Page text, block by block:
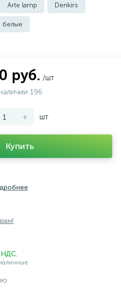
Arte lamp Denkirs
белые
подвесные трековые
системы
Lux Ambrella
руб. /шт
196
+ шт
Купить
НДС,